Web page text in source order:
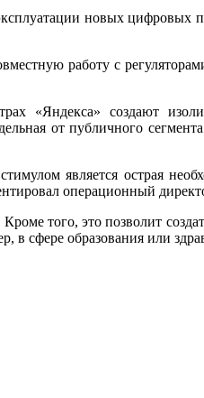
новых цифровых
работу с
«Яндекса» создают
от публичного
является острая
операционный
того, это позволит
в сфере образования или